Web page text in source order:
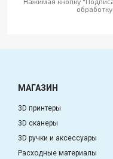
обработку
МАГАЗИН
3D принтеры
3D сканеры
3D ручки и аксессуары
Расходные материалы